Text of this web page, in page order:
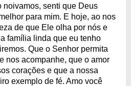
noivamos, senti que Deus
para mim. E hoje, ao nos
de que Ele olha por nós e
família linda que eu tenho
Que o Senhor permita
nos acompanhe, que o amor
corações e que a nossa
exemplo de fé. Amo você